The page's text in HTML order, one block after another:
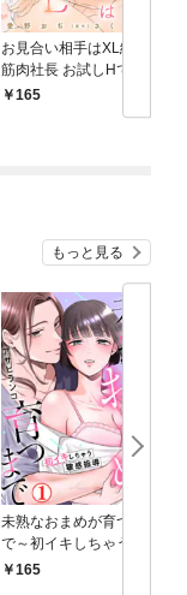
お見合い相手はXL絶倫
筋肉社長 お試しHで気
絶寸前の絶頂快感！？
1【電子書店限定特典
165
もっと見る
未熟なおまめが育つま
で～初イキしちゃう敏
感指導～1
165